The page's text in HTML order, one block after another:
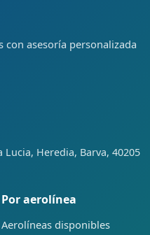
con asesoría personalizada
Lucia, Heredia, Barva, 40205
Por aerolínea
Aerolíneas disponibles